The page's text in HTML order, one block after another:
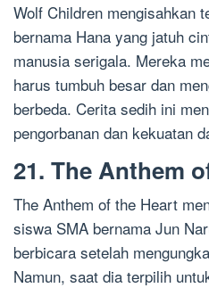
Wolf Children mengisahkan
bernama Hana yang jatuh
manusia serigala. Mereka
harus tumbuh besar dan
berbeda. Cerita sedih ini
pengorbanan dan kekuatan
21. The Anthem
The Anthem of the Heart
siswa SMA bernama Jun
berbicara setelah
Namun, saat dia terpilih